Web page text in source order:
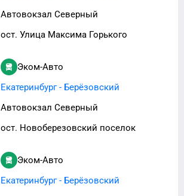
Автовокзал Северный
ост. Улица Максима Горького
Эком-Авто
Екатеринбург - Берёзовский
Автовокзал Северный
ост. Новоберезовский поселок
Эком-Авто
Екатеринбург - Берёзовский